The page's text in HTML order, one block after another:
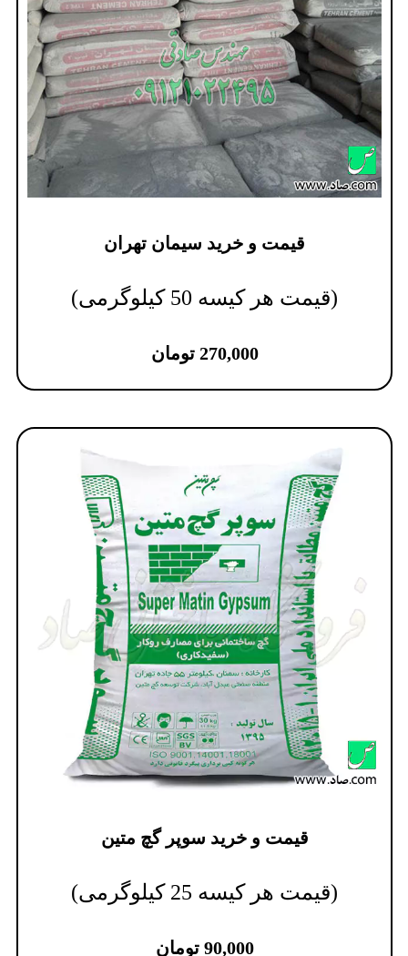
قیمت و خرید سیمان تهران
(قیمت هر کیسه 50 کیلوگرمی)
270,000 تومان
قیمت و خرید سوپر گچ متین
(قیمت هر کیسه 25 کیلوگرمی)
90,000 تومان